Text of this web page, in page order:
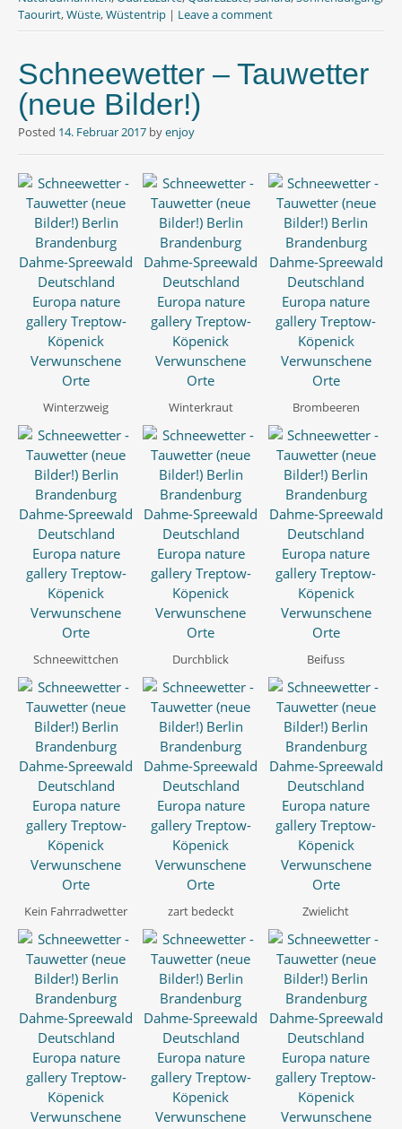
Taourirt,Wüste,Wüstentrip | Leave a comment
Schneewetter – Tauwetter
(neue Bilder!)
Posted 14. Februar 2017 byenjoy
Winterzweig Winterkraut Brombeeren
Schneewittchen Durchblick Beifuss
Kein Fahrradwetter zart bedeckt Zwielicht